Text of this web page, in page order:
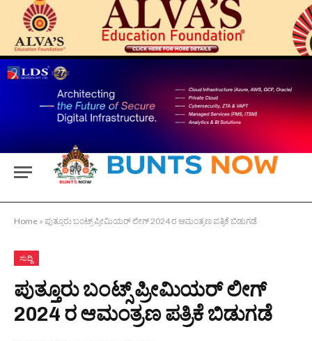
Home » ಪುತ್ತೂರು ಬಂಟ್ಸ್ ಪ್ರೀಮಿಯರ್ ಲೀಗ್ 2024 ರ ಆಮಂತ್ರಣ ಪತ್ರಿಕೆ ಬಿಡುಗಡೆ
ಸುದ್ದಿ
ಪುತ್ತೂರು ಬಂಟ್ಸ್ ಪ್ರೀಮಿಯರ್ ಲೀಗ್
2024 ರ ಆಮಂತ್ರಣ ಪತ್ರಿಕೆ ಬಿಡುಗಡೆ